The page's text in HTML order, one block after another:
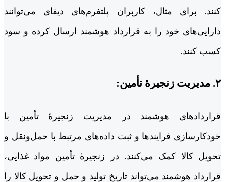
کنند. برای مثال، کاربران پلتفرم‌های دیفای می‌توانند
دارایی‌های خود را به قرارداد هوشمند ارسال کرده و سود
کسب کنند.
۲. مدیریت زنجیرۀ تأمین:
قراردادهای هوشمند در مدیریت زنجیرۀ تأمین با
خودکارسازی فرایندها و ثبت داده‌های مرتبط با حمل‌ونقل و
تحویل کالا کمک می‌کنند. در زنجیرۀ تأمین مواد غذایی،
قرارداد هوشمند می‌تواند تاریخ تولید و حمل و تحویل کالا را